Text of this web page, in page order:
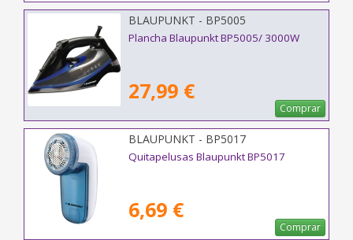
BLAUPUNKT - BP5005
Plancha Blaupunkt BP5005/ 3000W
27,99 €
Comprar
BLAUPUNKT - BP5017
Quitapelusas Blaupunkt BP5017
6,69 €
Comprar